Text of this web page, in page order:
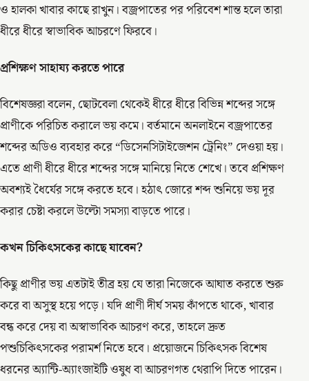
ও হালকা খাবার কাছে রাখুন। বজ্রপাতের পর পরিবেশ শান্ত হলে তারা
ধীরে ধীরে স্বাভাবিক আচরণে ফিরবে।
প্রশিক্ষণ সাহায্য করতে পারে
বিশেষজ্ঞরা বলেন, ছোটবেলা থেকেই ধীরে ধীরে বিভিন্ন শব্দের সঙ্গে
প্রাণীকে পরিচিত করালে ভয় কমে। বর্তমানে অনলাইনে বজ্রপাতের
শব্দের অডিও ব্যবহার করে “ডিসেনসিটাইজেশন ট্রেনিং” দেওয়া হয়।
এতে প্রাণী ধীরে ধীরে শব্দের সঙ্গে মানিয়ে নিতে শেখে। তবে প্রশিক্ষণ
অবশ্যই ধৈর্যের সঙ্গে করতে হবে। হঠাৎ জোরে শব্দ শুনিয়ে ভয় দূর
করার চেষ্টা করলে উল্টো সমস্যা বাড়তে পারে।
কখন চিকিৎসকের কাছে যাবেন?
কিছু প্রাণীর ভয় এতটাই তীব্র হয় যে তারা নিজেকে আঘাত করতে শুরু
করে বা অসুস্থ হয়ে পড়ে। যদি প্রাণী দীর্ঘ সময় কাঁপতে থাকে, খাবার
বন্ধ করে দেয় বা অস্বাভাবিক আচরণ করে, তাহলে দ্রুত
পশুচিকিৎসকের পরামর্শ নিতে হবে। প্রয়োজনে চিকিৎসক বিশেষ
ধরনের অ্যান্টি-অ্যাংজাইটি ওষুধ বা আচরণগত থেরাপি দিতে পারেন।